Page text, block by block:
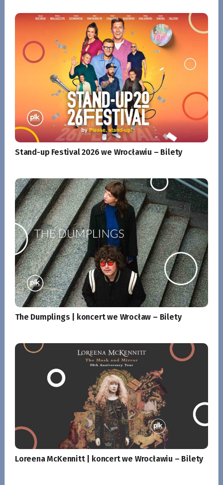
Stand-up Festival 2026 we Wrocławiu – Bilety
The Dumplings | koncert we Wrocław – Bilety
Loreena McKennitt | koncert we Wrocławiu – Bilety